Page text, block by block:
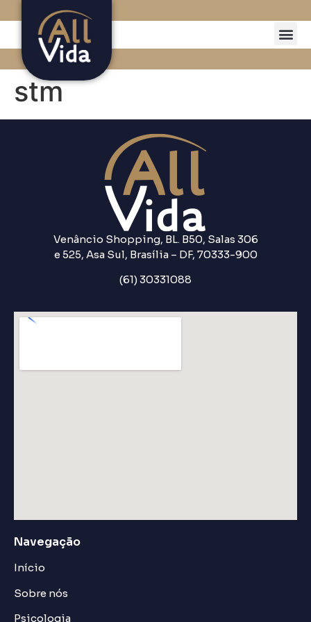
stm
Venâncio Shopping, BL. B50, Salas 306
e 525, Asa Sul, Brasília – DF, 70333-900
(61) 30331088
Navegação
Início
Sobre nós
Psicologia